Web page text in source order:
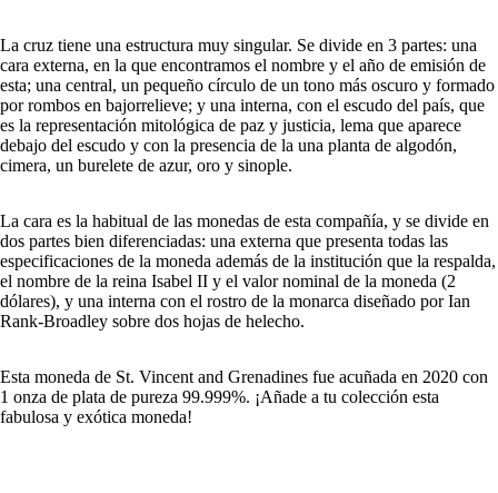
La cruz tiene una estructura muy singular. Se divide en 3 partes: una
cara externa, en la que encontramos el nombre y el año de emisión de
esta; una central, un pequeño círculo de un tono más oscuro y formado
por rombos en bajorrelieve; y una interna, con el escudo del país, que
es la representación mitológica de paz y justicia, lema que aparece
debajo del escudo y con la presencia de la una planta de algodón,
cimera, un burelete de azur, oro y sinople.
La cara es la habitual de las monedas de esta compañía, y se divide en
dos partes bien diferenciadas: una externa que presenta todas las
especificaciones de la moneda además de la institución que la respalda,
el nombre de la reina Isabel II y el valor nominal de la moneda (2
dólares), y una interna con el rostro de la monarca diseñado por Ian
Rank-Broadley sobre dos hojas de helecho.
Esta moneda de St. Vincent and Grenadines fue acuñada en 2020 con
1 onza de plata de pureza 99.999%. ¡Añade a tu colección esta
fabulosa y exótica moneda!